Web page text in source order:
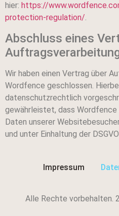
hier: https://
protection-regulation/.
Abschluss eines
Wir haben einen Vertrag über
Wordfence geschlossen.
datenschutzrechtlich
gewährleistet, dass Wordfence
Daten unserer
und unter Einhaltung der
Impressum
Alle Rechte vorbehalten.